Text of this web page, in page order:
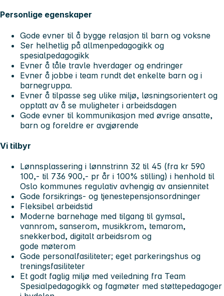
Personlige egenskaper
Gode evner til å bygge relasjon til barn og voksne
Ser helhetlig på allmenpedagogikk og
spesialpedagogikk
Evner å tåle travle hverdager og endringer
Evner å jobbe i team rundt det enkelte barn og i
barnegruppa.
Evner å tilpasse seg ulike miljø, løsningsorientert og
opptatt av å se muligheter i arbeidsdagen
Gode evner til kommunikasjon med øvrige ansatte,
barn og foreldre er avgjørende
Vi tilbyr
Lønnsplassering i lønnstrinn 32 til 45 (fra kr 590
100,- til 736 900,- pr år i 100% stilling) i henhold til
Oslo kommunes regulativ avhengig av ansiennitet
Gode forsikrings- og tjenestepensjonsordninger
Fleksibel arbeidstid
Moderne barnehage med tilgang til gymsal,
vannrom, sanserom, musikkrom, temarom,
snekkerbod, digitalt arbeidsrom og
gode møterom
Gode personalfasiliteter; eget parkeringshus og
treningsfasiliteter
Et godt faglig miljø med veiledning fra Team
Spesialpedagogikk og fagmøter med støttepedagoger